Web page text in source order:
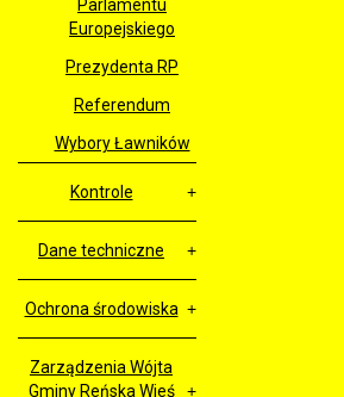
Parlamentu
Europejskiego
Prezydenta RP
Referendum
Wybory Ławników
Kontrole
Dane techniczne
Ochrona środowiska
Zarządzenia Wójta
Gminy Reńska Wieś